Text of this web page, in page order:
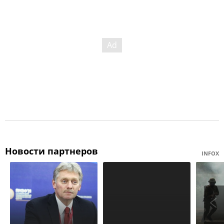
Новости партнеров INFOX